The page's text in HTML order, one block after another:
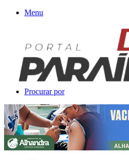
Menu
Procurar por